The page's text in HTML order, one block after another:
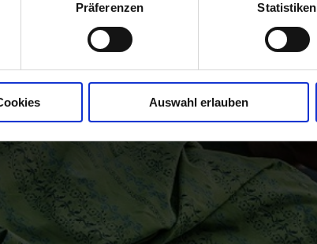
Präferenzen Statistiken
Auswahl erlauben